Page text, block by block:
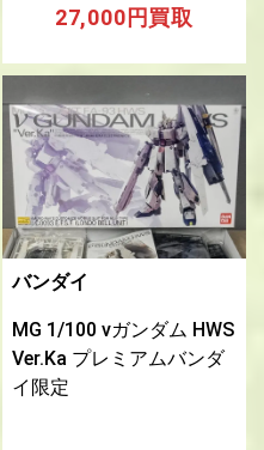
27,000円買取
バンダイ
MG 1/100 νガンダム HWS
Ver.Ka プレミアムバンダ
イ限定